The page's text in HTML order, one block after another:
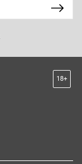
18+